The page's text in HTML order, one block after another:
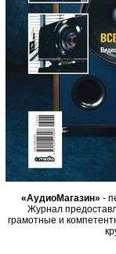
«АудиоМагазин» -
Журнал
грамотные и